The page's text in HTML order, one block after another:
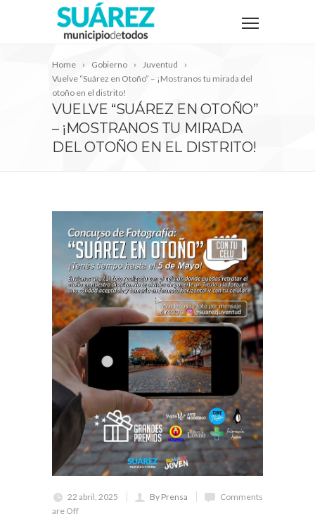
Home Gobierno
Juventud
Vuelve “Suárez en Otoño” – ¡Mostranos tu mirada del
otoño en el distrito!
VUELVE “SUÁREZ EN OTOÑO”
– ¡MOSTRANOS TU MIRADA
DEL OTOÑO EN EL DISTRITO!
22 abril, 2025 By Prensa
Comments
are Off